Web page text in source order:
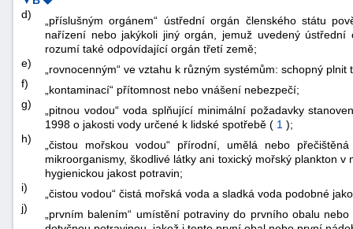
d)
„příslušným orgánem“ ústřední orgán členského státu
nařízení nebo jakýkoli jiný orgán, jemuž uvedený
rozumí také odpovídající orgán třetí země;
e)
„rovnocenným“ ve vztahu k různým systémům: schopný plnit
f)
„kontaminací“ přítomnost nebo vnášení nebezpečí;
g)
„pitnou vodou“ voda splňující minimální požadavky
1998 o jakosti vody určené k lidské spotřebě ( 1 );
h)
„čistou mořskou vodou“ přírodní, umělá nebo
mikroorganismy, škodlivé látky ani toxický mořský plankton
hygienickou jakost potravin;
i)
„čistou vodou“ čistá mořská voda a sladká voda podobné
j)
„prvním balením“ umístění potraviny do prvního obalu